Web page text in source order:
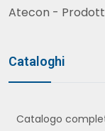
Atecon -
Cataloghi
Catalogo